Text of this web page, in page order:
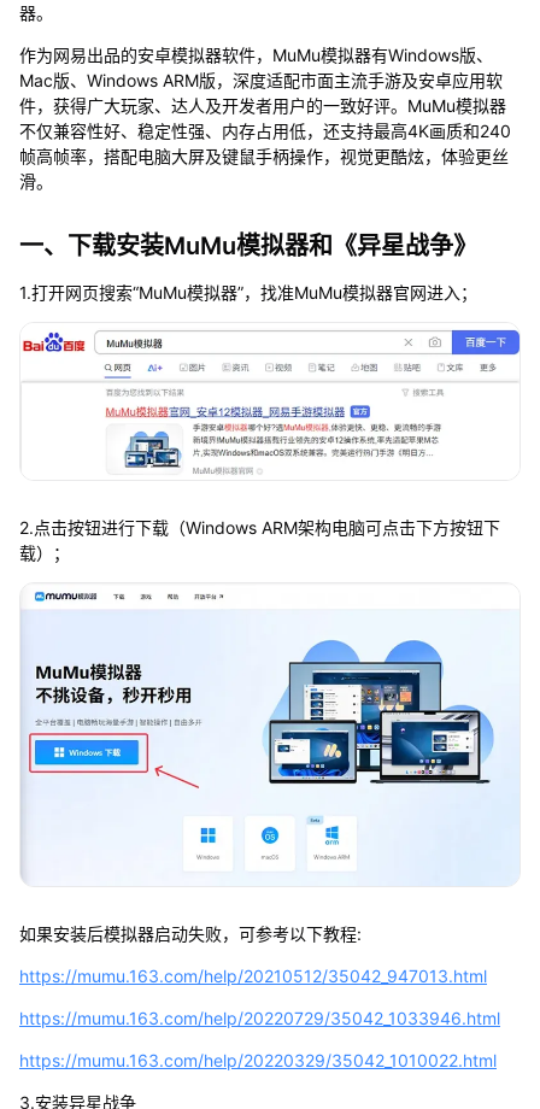
器。
作为网易出品的安卓模拟器软件，MuMu模拟器有Windows版、
Mac版、Windows ARM版，深度适配市面主流手游及安卓应用软
件，获得广大玩家、达人及开发者用户的一致好评。MuMu模拟器
不仅兼容性好、稳定性强、内存占用低，还支持最高4K画质和240
帧高帧率，搭配电脑大屏及键鼠手柄操作，视觉更酷炫，体验更丝
滑。
一、下载安装MuMu模拟器和《异星战争》
1.打开网页搜索“MuMu模拟器”，找准MuMu模拟器官网进入；
2.点击按钮进行下载（Windows ARM架构电脑可点击下方按钮下
载）；
如果安装后模拟器启动失败，可参考以下教程:
https://mumu.163.com/help/20210512/35042_947013.html
https://mumu.163.com/help/20220729/35042_1033946.html
https://mumu.163.com/help/20220329/35042_1010022.html
3.安装异星战争